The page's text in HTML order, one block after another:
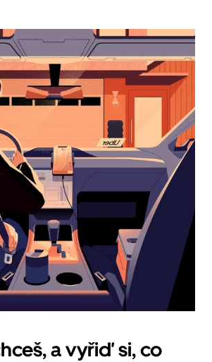
a vyřiď si, co